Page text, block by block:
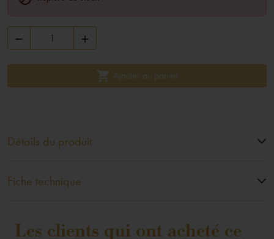
 
 Ajouter au panier
Détails du produit
Fiche technique
Les clients qui ont acheté ce